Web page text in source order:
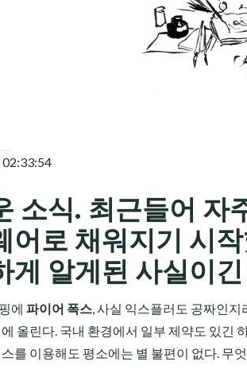
소식. 최근들어 자
어로 채워지기 시
게 알게된 사실이
에 파이어 폭스, 사실 익스플러도 공짜인
올린다. 국내 환경에서 일부 제약도 있긴
를 이용해도 평소에는 별 불편이 없다. 무